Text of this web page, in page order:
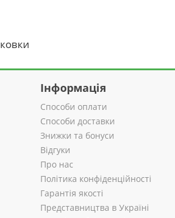
Інформація
Способи оплати
Способи доставки
Знижки та бонуси
Відгуки
Про нас
Політика конфіденційності
Гарантія якості
Представництва в Україні